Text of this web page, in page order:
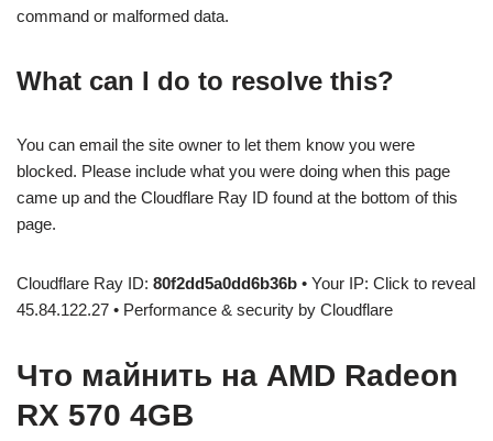
command or malformed data.
What can I do to resolve this?
You can email the site owner to let them know you were
blocked. Please include what you were doing when this page
came up and the Cloudflare Ray ID found at the bottom of this
page.
Cloudflare Ray ID: 80f2dd5a0dd6b36b • Your IP: Click to reveal
45.84.122.27 • Performance & security by Cloudflare
Что майнить на AMD Radeon
RX 570 4GB